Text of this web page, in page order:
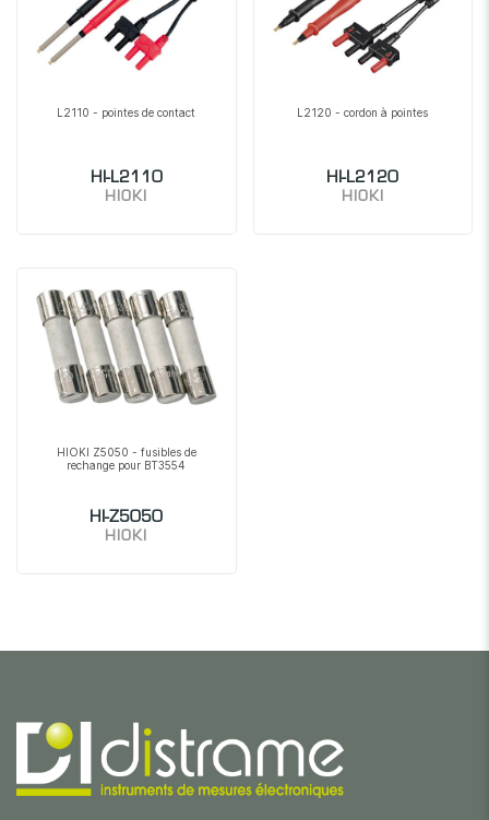
L2110 - pointes de contact
HI-L2110
HIOKI
L2120 - cordon à pointes
HI-L2120
HIOKI
HIOKI Z5050 - fusibles de
rechange pour BT3554
HI-Z5050
HIOKI